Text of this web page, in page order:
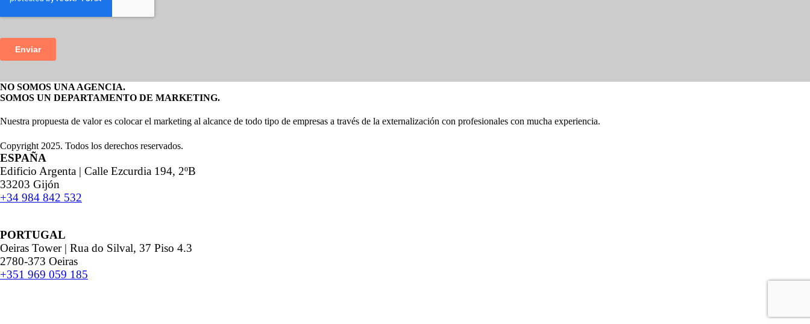
NO SOMOS UNA AGENCIA.
SOMOS UN DEPARTAMENTO DE MARKETING.
Nuestra propuesta de valor es colocar el marketing al alcance de todo tipo de empresas a través de la externalización con profesionales con mucha experiencia.
Copyright 2025. Todos los derechos reservados.
ESPAÑA
Edificio Argenta | Calle Ezcurdia 194, 2ºB
33203 Gijón
+34 984 842 532
PORTUGAL
Oeiras Tower | Rua do Silval, 37 Piso 4.3
2780-373 Oeiras
+351 969 059 185